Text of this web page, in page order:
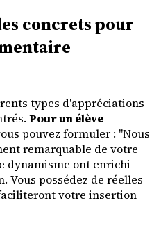
concrets pour
types d'appréciations
Pour un élève
pouvez formuler : "Nous
remarquable de votre
dynamisme ont enrichi
Vous possédez de réelles
votre insertion